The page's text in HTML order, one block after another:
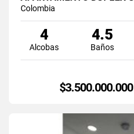
Colombia
4
Alcobas
4.5
Baños
$3.500.000.000